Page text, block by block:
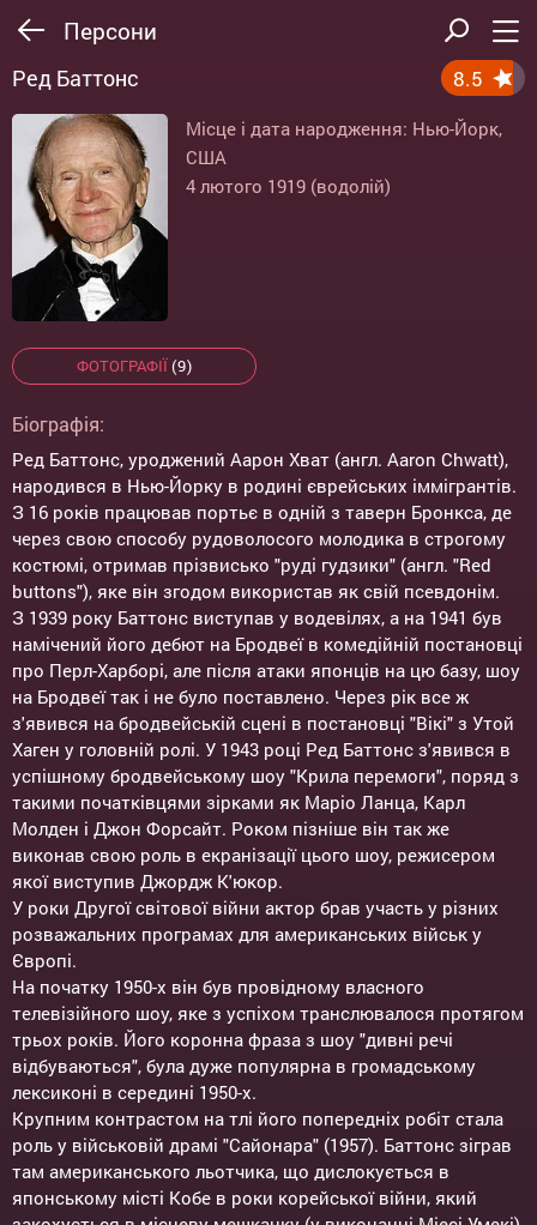
Персони
Ред Баттонс 8.5
Місце і дата народження: Нью-Йорк,
США
4 лютого 1919 (водолій)
ФОТОГРАФІЇ(9)
Біографія:
Ред Баттонс, уроджений Аарон Хват (англ. Aaron Chwatt),
народився в Нью-Йорку в родині єврейських іммігрантів.
З 16 років працював портьє в одній з таверн Бронкса, де
через свою способу рудоволосого молодика в строгому
костюмі, отримав прізвисько "руді гудзики" (англ. "Red
buttons"), яке він згодом використав як свій псевдонім.
З 1939 року Баттонс виступав у водевілях, а на 1941 був
намічений його дебют на Бродвеї в комедійній постановці
про Перл-Харборі, але після атаки японців на цю базу, шоу
на Бродвеї так і не було поставлено. Через рік все ж
з'явився на бродвейській сцені в постановці "Вікі" з Утой
Хаген у головній ролі. У 1943 році Ред Баттонс з'явився в
успішному бродвейському шоу "Крила перемоги", поряд з
такими початківцями зірками як Маріо Ланца, Карл
Молден і Джон Форсайт. Роком пізніше він так же
виконав свою роль в екранізації цього шоу, режисером
якої виступив Джордж К'юкор.
У роки Другої світової війни актор брав участь у різних
розважальних програмах для американських військ у
Європі.
На початку 1950-х він був провідному власного
телевізійного шоу, яке з успіхом транслювалося протягом
трьох років. Його коронна фраза з шоу "дивні речі
відбуваються", була дуже популярна в громадському
лексиконі в середині 1950-х.
Крупним контрастом на тлі його попередніх робіт стала
роль у військовій драмі "Сайонара" (1957). Баттонс зіграв
там американського льотчика, що дислокується в
японському місті Кобе в роки корейської війни, який